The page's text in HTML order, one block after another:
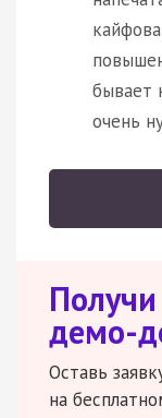
бывает
очень
демо-
Оставь
на